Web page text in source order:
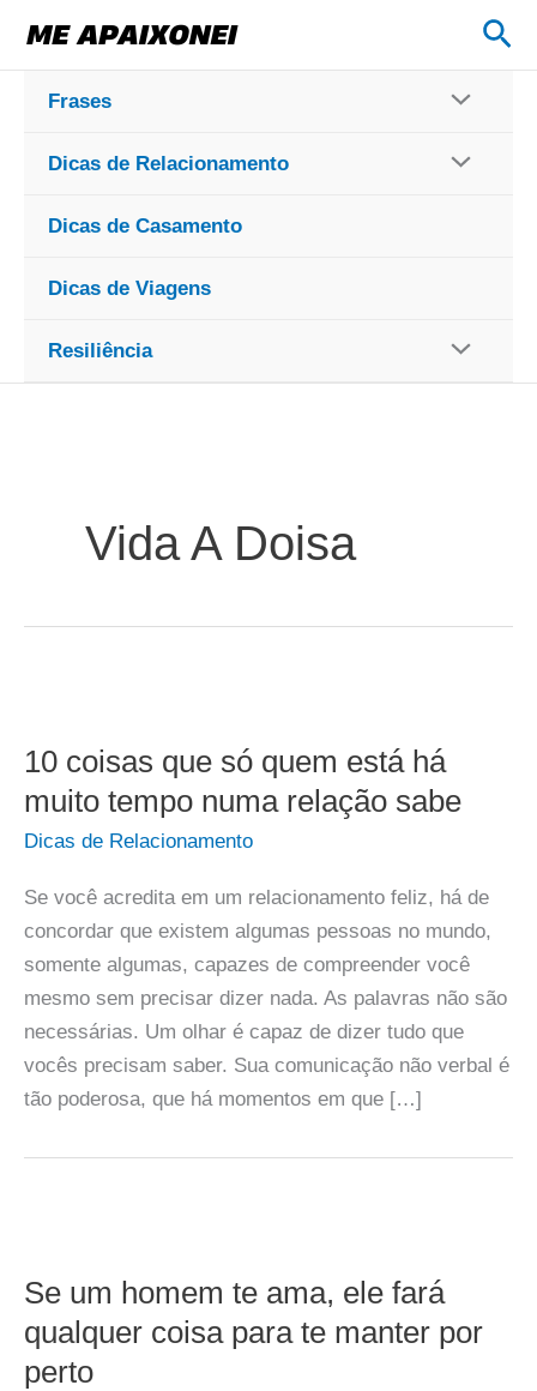
para
conteúdo
Frases
Dicas de Relacionamento
Dicas de Casamento
Dicas de Viagens
Resiliência
Vida A Doisa
10 coisas que só quem está há
muito tempo numa relação sabe
Dicas de Relacionamento
Se você acredita em um relacionamento feliz, há de
concordar que existem algumas pessoas no mundo,
somente algumas, capazes de compreender você
mesmo sem precisar dizer nada. As palavras não são
necessárias. Um olhar é capaz de dizer tudo que
vocês precisam saber. Sua comunicação não verbal é
tão poderosa, que há momentos em que […]
Se um homem te ama, ele fará
qualquer coisa para te manter por
perto